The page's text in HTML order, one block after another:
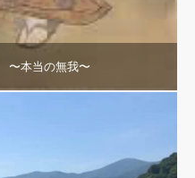
〜本当の無我〜